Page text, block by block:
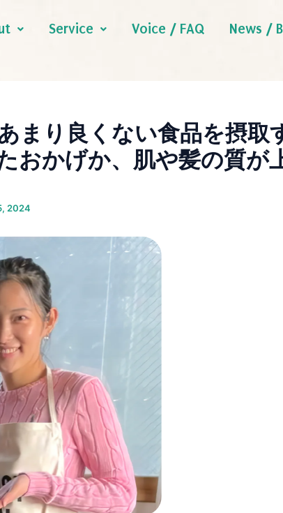
Service Voice / FAQ News /
まり良くない食品を摂取
おかげか、肌や髪の質が
2024